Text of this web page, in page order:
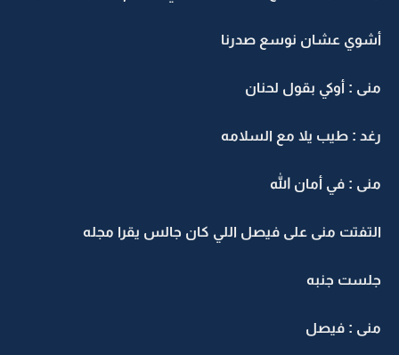
أشوي عشان نوسع صدرنا
منى : أوكي بقول لحنان
رغد : طيب يلا مع السلامه
منى : في أمان الله
التفتت منى على فيصل اللي كان جالس يقرا مجله
جلست جنبه
منى : فيصل